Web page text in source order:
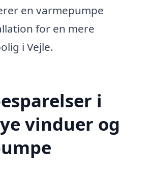
en varmepumpe
for en mere
i Vejle.
i
vinduer og